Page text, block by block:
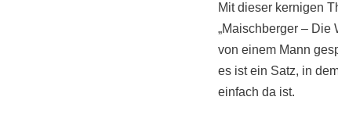
Mit dieser kernigen
„Maischberger – Die
von einem Mann
es ist ein Satz, in
einfach da ist.